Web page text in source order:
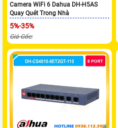
Camera WiFi 6 Dahua DH-H5AS
Quay Quét Trong Nhà
5%-35%
Giá Gốc: